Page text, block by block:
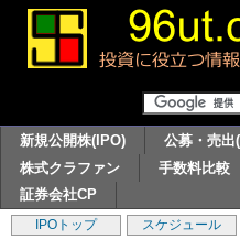
新規公開株(IPO) 公募・売出
株式クラファン
手数料比較
証券会社CP
IPOトップ スケジュール